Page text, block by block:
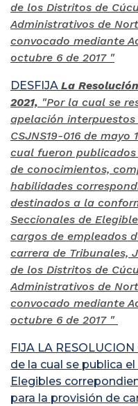
de los Distritos de
Administrativos de
convocado mediante
octubre 6 de 2017 "
DESFIJA La
2021, "Por la cual se
apelación
CSJNS19-016 de mayo
cual fueron
de conocimientos,
habilidades
destinados a la
Seccionales de
cargos de empleados
carrera de Tribunales,
de los Distritos de
Administrativos de
convocado mediante
octubre 6 de 2017 "
FIJA LA
de la cual se publica
Elegibles
para la provisión de